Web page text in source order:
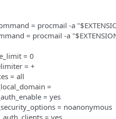
= procmail -a
= procmail -a
= 0
= +
= all
=
= yes
= noanonymous
= yes